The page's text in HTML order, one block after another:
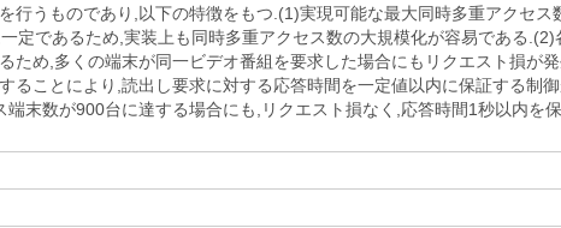
行うものであり,以下の特徴をもつ.(1)実現可能な最大同時多重アクセス
定であるため,実装上も同時多重アクセス数の大規模化が容易である.(2)
ため,多くの端末が同一ビデオ番組を要求した場合にもリクエスト損が
ることにより,読出し要求に対する応答時間を一定値以内に保証する制
末数が900台に達する場合にも,リクエスト損なく,応答時間1秒以内を